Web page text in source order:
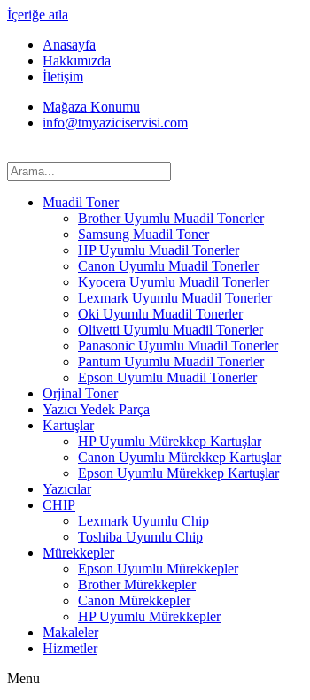
İçeriğe atla
Anasayfa
Hakkımızda
İletişim
Mağaza Konumu
info@tmyaziciservisi.com
Muadil Toner
Brother Uyumlu Muadil Tonerler
Samsung Muadil Toner
HP Uyumlu Muadil Tonerler
Canon Uyumlu Muadil Tonerler
Kyocera Uyumlu Muadil Tonerler
Lexmark Uyumlu Muadil Tonerler
Oki Uyumlu Muadil Tonerler
Olivetti Uyumlu Muadil Tonerler
Panasonic Uyumlu Muadil Tonerler
Pantum Uyumlu Muadil Tonerler
Epson Uyumlu Muadil Tonerler
Orjinal Toner
Yazıcı Yedek Parça
Kartuşlar
HP Uyumlu Mürekkep Kartuşlar
Canon Uyumlu Mürekkep Kartuşlar
Epson Uyumlu Mürekkep Kartuşlar
Yazıcılar
CHIP
Lexmark Uyumlu Chip
Toshiba Uyumlu Chip
Mürekkepler
Epson Uyumlu Mürekkepler
Brother Mürekkepler
Canon Mürekkepler
HP Uyumlu Mürekkepler
Makaleler
Hizmetler
Menu